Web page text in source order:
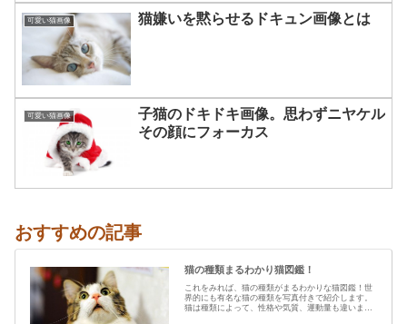
可愛い猫画像 猫嫌いを黙らせるドキュン画像とは
可愛い猫画像
子猫のドキドキ画像。思わずニヤケル
その顔にフォーカス
おすすめの記事
猫の種類まるわかり猫図鑑！
これをみれば、猫の種類がまるわかりな猫図鑑！世
界的にも有名な猫の種類を写真付きで紹介します。
猫は種類によって、性格や気質、運動量も違います